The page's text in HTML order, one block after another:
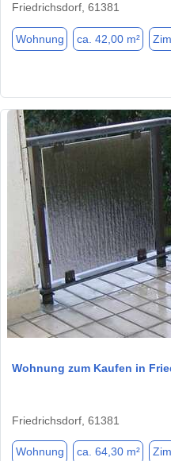
Friedrichsdorf, 61381
Wohnung ca. 42,00 m²
Wohnung zum Kaufen in
Friedrichsdorf, 61381
Wohnung ca. 64,30 m²